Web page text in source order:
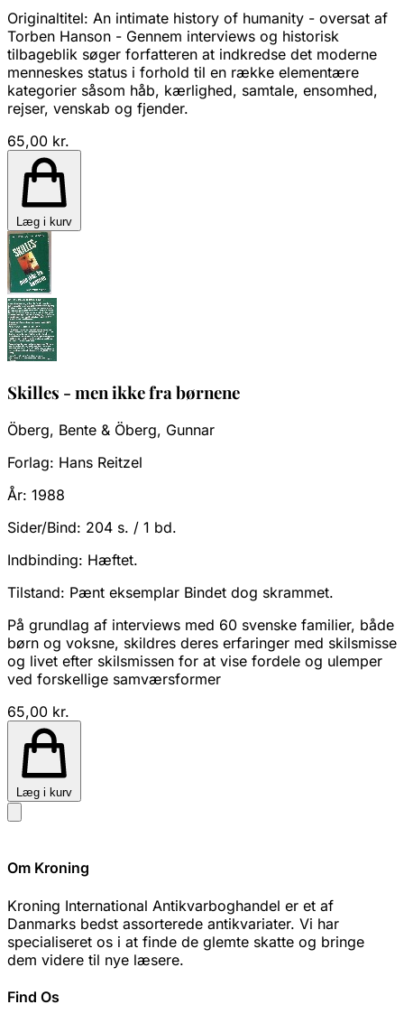
Originaltitel: An intimate history of humanity - oversat af
Torben Hanson - Gennem interviews og historisk
tilbageblik søger forfatteren at indkredse det moderne
menneskes status i forhold til en række elementære
kategorier såsom håb, kærlighed, samtale, ensomhed,
rejser, venskab og fjender.
65,00 kr.
Læg i kurv
Skilles - men ikke fra børnene
Öberg, Bente & Öberg, Gunnar
Forlag: Hans Reitzel
År: 1988
Sider/Bind: 204 s. / 1 bd.
Indbinding: Hæftet.
Tilstand: Pænt eksemplar Bindet dog skrammet.
På grundlag af interviews med 60 svenske familier, både
børn og voksne, skildres deres erfaringer med skilsmisse
og livet efter skilsmissen for at vise fordele og ulemper
ved forskellige samværsformer
65,00 kr.
Læg i kurv
Om Kroning
Kroning International Antikvarboghandel er et af
Danmarks bedst assorterede antikvariater. Vi har
specialiseret os i at finde de glemte skatte og bringe
dem videre til nye læsere.
Find Os